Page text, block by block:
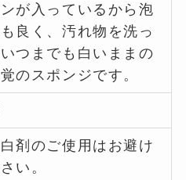
が入っているから泡
良く、汚れ物を洗っ
つまでも白いままの
のスポンジです。
白剤のご使用はお避け
い。